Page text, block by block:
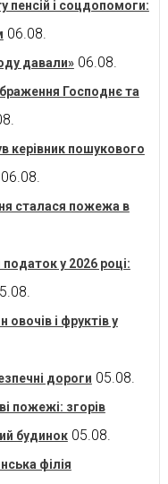
пенсій і соцдопомоги:
06.08.
давали» 06.08.
Господнє та
керівник пошукового
06.08.
сталася пожежа в
у 2026 році:
і фруктів у
дороги 05.08.
пожежі: згорів
будинок 05.08.
філія